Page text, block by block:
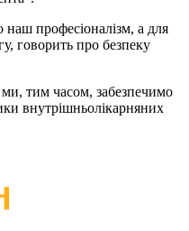
наш професіоналізм, а для
говорить про безпеку
ми, тим часом, забезпечимо
внутрішньолікарняних